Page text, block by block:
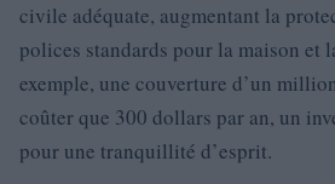
civile adéquate, augmentant la
polices standards pour la maison et
exemple, une couverture d’un
coûter que 300 dollars par an, un
pour une tranquillité d’esprit.